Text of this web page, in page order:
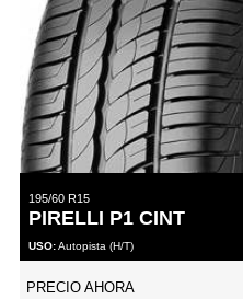
195/60 R15
PIRELLI P1 CINT
USO:Autopista (H/T)
PRECIO AHORA